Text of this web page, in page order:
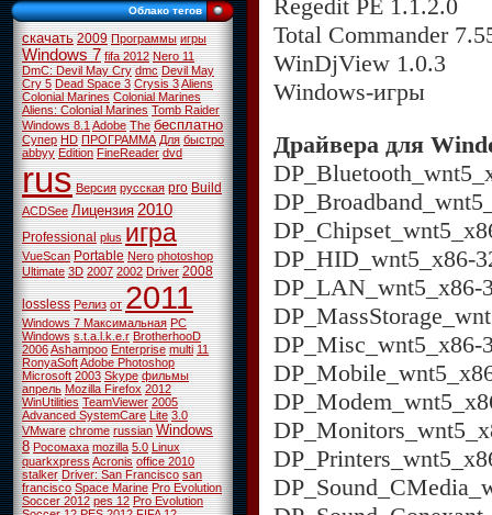
Облако тегов
скачать 2009 Программы игры
Windows 7 fifa 2012 Nero 11
DmC: Devil May Cry dmc Devil May
Cry 5 Dead Space 3 Crysis 3Aliens
Colonial Marines Colonial Marines
Aliens: Colonial Marines Tomb Raider
Windows 8.1Adobe The бесплатно
Супер HD ПРОГРАММА Для быстро
abbyy Edition FineReader dvd
rus Версия русская pro Build
ACDSee Лицензия 2010
Professional plus игра
VueScan Portable Nero photoshop
Ultimate 3D 2007 2002 Driver 2008
lossless Релиз от 2011
Windows 7 Максимальная PC
Windows s.t.a.l.k.e.r BrotherhooD
2006Ashampoo Enterprise multi 11
RonyaSoftAdobe Photoshop
Microsoft 2003 Skype фильмы
апрель Mozilla Firefox 2012
WinUtilities TeamViewer 2005
Advanced SystemCare Lite 3.0
VMware chrome russian Windows
8 Росомаха mozilla 5.0 Linux
quarkxpressAcronis office 2010
stalker Driver: San Francisco san
francisco Space Marine Pro Evolution
Soccer 2012 pes 12 Pro Evolution
Regedit PE 1.1.2.0
Total Commander
WinDjView 1.0.3
Windows-игры
Драйвера для
DP_HID_wnt5_x86-
DP_LAN_wnt5_x86-
DP_Misc_wnt5_x86-